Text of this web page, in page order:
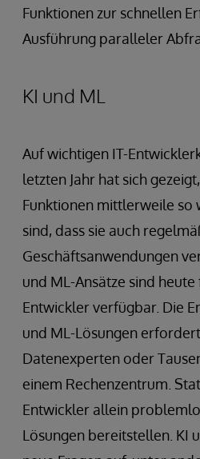
Funktionen zur schnellen
Ausführung paralleler
KI und ML
Auf wichtigen IT-
letzten Jahr hat sich
Funktionen mittlerweile
sind, dass sie auch
Geschäftsanwendungen
und ML-Ansätze sind
Entwickler verfügbar. Die
und ML-Lösungen
Datenexperten oder
einem Rechenzentrum.
Entwickler allein
Lösungen bereitstellen. KI